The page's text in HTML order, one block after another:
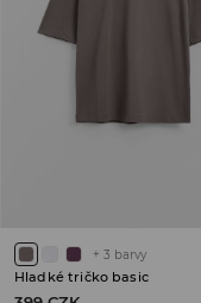
+ 3 barvy
Hladké tričko basic